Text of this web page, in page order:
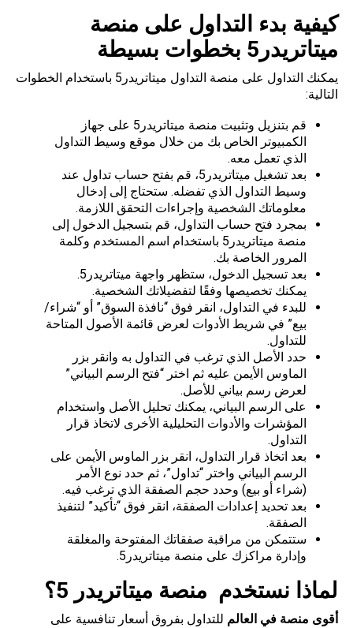
كيفية بدء التداول على منصة
ميتاتريدر5 بخطوات بسيطة
يمكنك التداول على منصة التداول ميتاتريدر5 باستخدام الخطوات
التالية:
قم بتنزيل وتثبيت منصة ميتاتريدر5 على جهاز
الكمبيوتر الخاص بك من خلال موقع وسيط التداول
الذي تعمل معه.
بعد تشغيل ميتاتريدر5، قم بفتح حساب تداول عند
وسيط التداول الذي تفضله. ستحتاج إلى إدخال
معلوماتك الشخصية وإجراءات التحقق اللازمة.
بمجرد فتح حساب التداول، قم بتسجيل الدخول إلى
منصة ميتاتريدر5 باستخدام اسم المستخدم وكلمة
المرور الخاصة بك.
بعد تسجيل الدخول، ستظهر واجهة ميتاتريدر5.
يمكنك تخصيصها وفقًا لتفضيلاتك الشخصية.
للبدء في التداول، انقر فوق “نافذة السوق” أو “شراء/
بيع” في شريط الأدوات لعرض قائمة الأصول المتاحة
للتداول.
حدد الأصل الذي ترغب في التداول به وانقر بزر
الماوس الأيمن عليه ثم اختر “فتح الرسم البياني”
لعرض رسم بياني للأصل.
على الرسم البياني، يمكنك تحليل الأصل واستخدام
المؤشرات والأدوات التحليلية الأخرى لاتخاذ قرار
التداول.
بعد اتخاذ قرار التداول، انقر بزر الماوس الأيمن على
الرسم البياني واختر “تداول”، ثم حدد نوع الأمر
(شراء أو بيع) وحدد حجم الصفقة الذي ترغب فيه.
بعد تحديد إعدادات الصفقة، انقر فوق “تأكيد” لتنفيذ
الصفقة.
ستتمكن من مراقبة صفقاتك المفتوحة والمغلقة
وإدارة مراكزك على منصة ميتاتريدر5.
لماذا نستخدم منصة ميتاتريدر ؟
أقوى منصة في العالم للتداول بفروق أسعار تنافسية على